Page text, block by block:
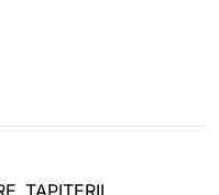
TAPITERII